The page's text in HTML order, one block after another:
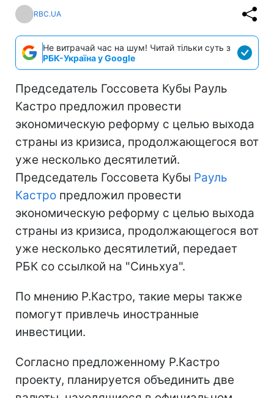
RBC.UA
Не витрачай час на шум! Читай тільки суть з
РБК-Україна у Google
Председатель Госсовета Кубы Рауль
Кастро предложил провести
экономическую реформу с целью выхода
страны из кризиса, продолжающегося вот
уже несколько десятилетий.
Председатель Госсовета Кубы Рауль
Кастро предложил провести
экономическую реформу с целью выхода
страны из кризиса, продолжающегося вот
уже несколько десятилетий, передает
РБК со ссылкой на "Синьхуа".
По мнению Р.Кастро, такие меры также
помогут привлечь иностранные
инвестиции.
Согласно предложенному Р.Кастро
проекту, планируется объединить две